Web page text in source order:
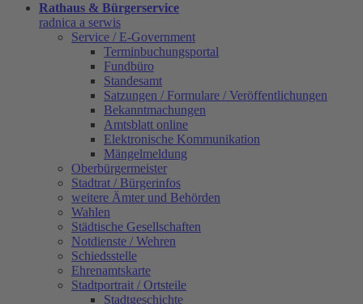
Rathaus & Bürgerservice
radnica a serwis
Service / E-Government
Terminbuchungsportal
Fundbüro
Standesamt
Satzungen / Formulare / Veröffentlichungen
Bekanntmachungen
Amtsblatt online
Elektronische Kommunikation
Mängelmeldung
Oberbürgermeister
Stadtrat / Bürgerinfos
weitere Ämter und Behörden
Wahlen
Städtische Gesellschaften
Notdienste / Wehren
Schiedsstelle
Ehrenamtskarte
Stadtportrait / Ortsteile
Stadtgeschichte